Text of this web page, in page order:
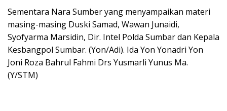
‌Sementara Nara Sumber yang menyampaikan materi
masing-masing Duski Samad, Wawan Junaidi,
Syofyarma Marsidin, Dir. Intel Polda Sumbar dan Kepala
Kesbangpol Sumbar. (Yon/Adi). Ida Yon Yonadri Yon
Joni Roza Bahrul Fahmi Drs Yusmarli Yunus Ma.
(Y/STM)